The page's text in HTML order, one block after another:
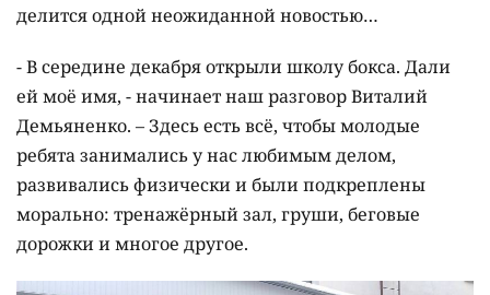
делится одной неожиданной новостью…
- В середине декабря открыли школу бокса. Дали
ей моё имя, - начинает наш разговор Виталий
Демьяненко. – Здесь есть всё, чтобы молодые
ребята занимались у нас любимым делом,
развивались физически и были подкреплены
морально: тренажёрный зал, груши, беговые
дорожки и многое другое.